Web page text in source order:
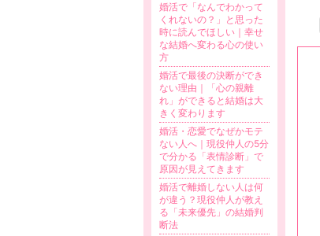
婚活で「なんでわかって
くれないの？」と思った
時に読んでほしい｜幸せ
な結婚へ変わる心の使い
方
婚活で最後の決断ができ
ない理由｜「心の親離
れ」ができると結婚は大
きく変わります
婚活・恋愛でなぜかモテ
ない人へ｜現役仲人の5分
で分かる「表情診断」で
原因が見えてきます
婚活で離婚しない人は何
が違う？現役仲人が教え
る「未来優先」の結婚判
断法